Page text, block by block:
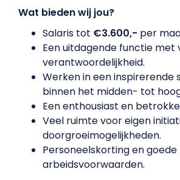
Wat bieden wij jou?
Salaris tot €3.600,- per
Een uitdagende functie met
verantwoordelijkheid.
Werken in een inspirerende
binnen het midden- tot
Een enthousiast en
Veel ruimte voor eigen
doorgroeimogelijkheden.
Personeelskorting en goede
arbeidsvoorwaarden.